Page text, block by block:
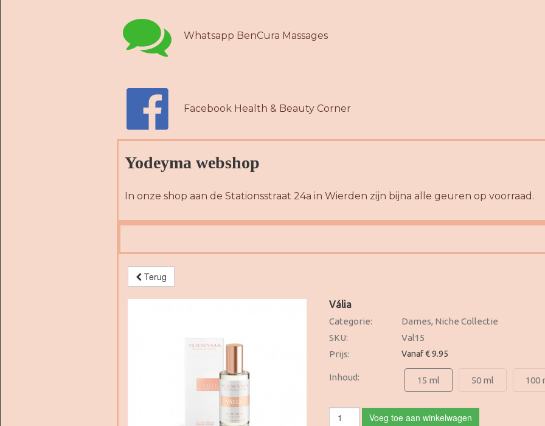
 Whatsapp BenCura Massages
 Facebook Health & Beauty Corner
Yodeyma webshop
In onze shop aan de Stationsstraat 24a in Wierden zijn bijna alle geuren op voorraad.
Terug
Vália
Categorie:
Dames, Niche Collectie
SKU:
Val15
Prijs:
Vanaf € 9.95
Inhoud: 15 ml 50 ml 100
Voeg toe aan winkelwagen